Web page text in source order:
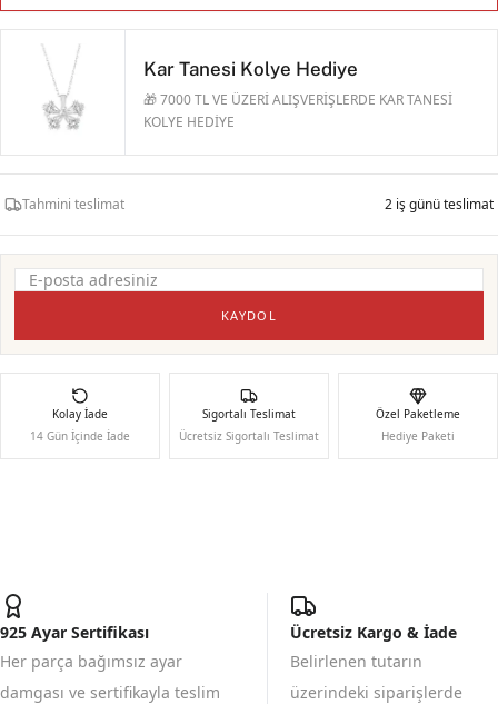
Kar Tanesi Kolye Hediye
🎁 7000 TL VE ÜZERİ ALIŞVERİŞLERDE KAR TANESİ
KOLYE HEDİYE
Tahmini teslimat 2 iş günü teslimat
KAYDOL
Kolay İade
14 Gün İçinde İade
Sigortalı Teslimat
Ücretsiz Sigortalı Teslimat
Özel Paketleme
Hediye Paketi
925 Ayar Sertifikası
Her parça bağımsız ayar
damgası ve sertifikayla teslim
Ücretsiz Kargo & İade
Belirlenen tutarın
üzerindeki siparişlerde